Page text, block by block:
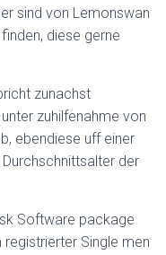
sind von Lemonswan
diese gerne
zunachst
zuhilfenahme von
ebendiese uff einer
der
Software package
Single men